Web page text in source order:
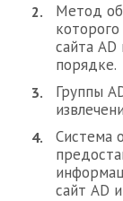
Метод
сайта
порядке.
Группы
Система
сайт AD